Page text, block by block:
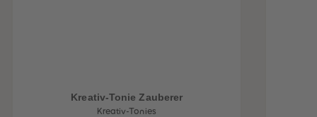
Kreativ-Tonie Zauberer
Kreativ-Tonies